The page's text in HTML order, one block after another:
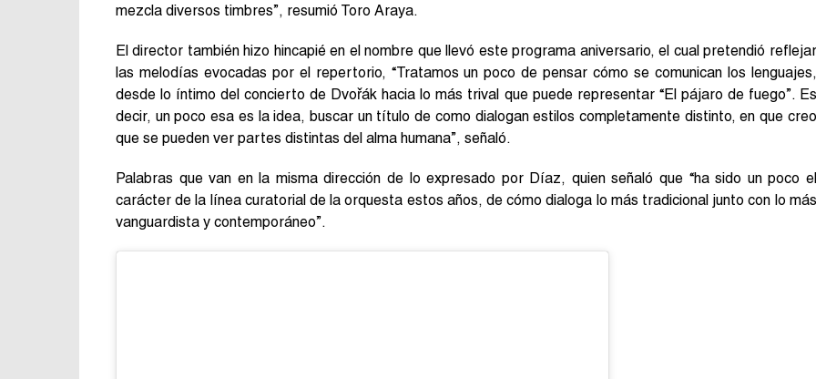
mezcla diversos timbres”, resumió Toro Araya.
El director también hizo hincapié en el nombre que llevó este programa aniversario, el cual pretendió reflejar
las melodías evocadas por el repertorio, “Tratamos un poco de pensar cómo se comunican los lenguajes,
desde lo íntimo del concierto de Dvořák hacia lo más trival que puede representar “El pájaro de fuego”. Es
decir, un poco esa es la idea, buscar un título de como dialogan estilos completamente distinto, en que creo
que se pueden ver partes distintas del alma humana”, señaló.
Palabras que van en la misma dirección de lo expresado por Díaz, quien señaló que “ha sido un poco el
carácter de la línea curatorial de la orquesta estos años, de cómo dialoga lo más tradicional junto con lo más
vanguardista y contemporáneo”.